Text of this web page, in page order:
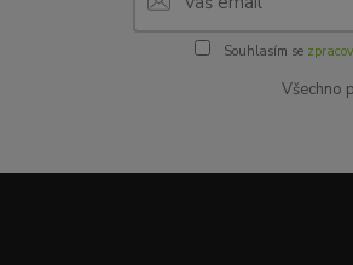
Souhlasím se
Všechno